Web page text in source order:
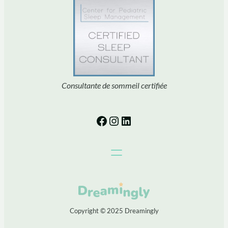
Consultante de sommeil certifiée
Facebook
Instagram
LinkedIn
Copyright © 2025 Dreamingly